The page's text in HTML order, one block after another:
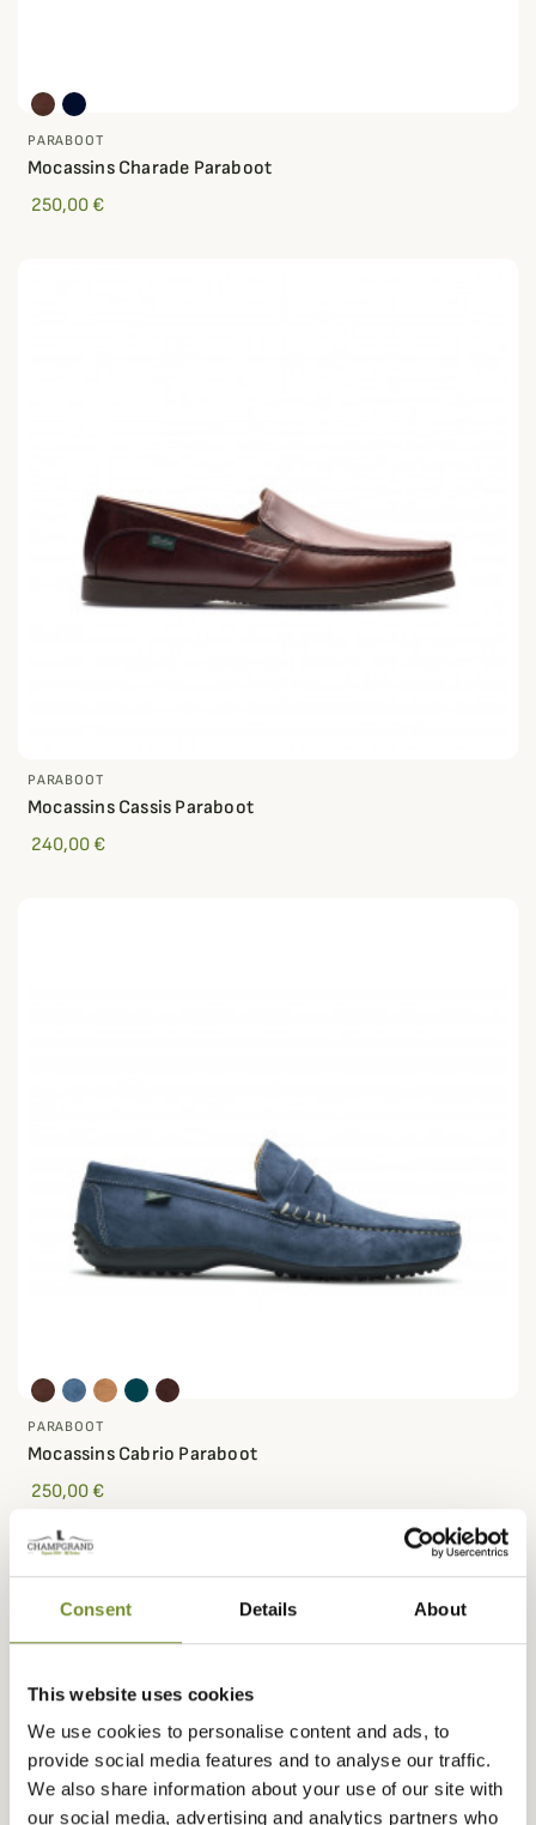
Consent Details About
This website uses cookies
We use cookies to personalise content and ads, to
provide social media features and to analyse our traffic.
We also share information about your use of our site with
our social media, advertising and analytics partners who
PARABOOT
Mocassins Charade Paraboot
250,00 €
PARABOOT
Mocassins Cassis Paraboot
240,00 €
PARABOOT
Mocassins Cabrio Paraboot
250,00 €